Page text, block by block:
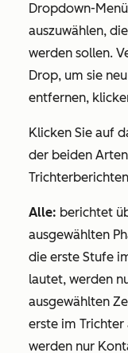
Dropdown-Menü
auszuwählen,
werden sollen.
Drop, um sie
entfernen,
Klicken Sie auf
der beiden
Trichterberichten
Alle: berichtet
ausgewählten
die erste Stufe
lautet, werden
ausgewählten
erste im
werden nur